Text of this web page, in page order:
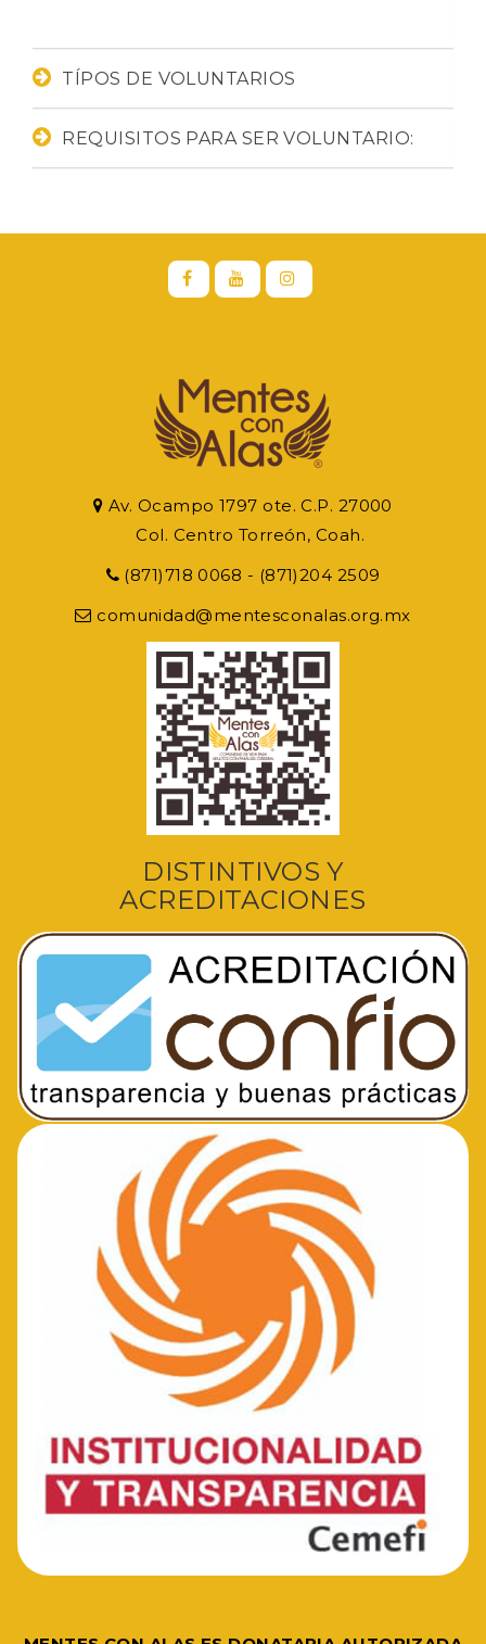
TÍPOS DE VOLUNTARIOS
REQUISITOS PARA SER VOLUNTARIO:
Av. Ocampo 1797 ote. C.P. 27000
Col. Centro Torreón, Coah.
(871)718 0068 - (871)204 2509
comunidad@mentesconalas.org.mx
DISTINTIVOS Y
ACREDITACIONES